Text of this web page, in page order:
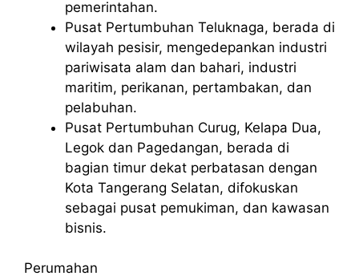
pemerintahan.
Pusat Pertumbuhan Teluknaga, berada di
wilayah pesisir, mengedepankan industri
pariwisata alam dan bahari, industri
maritim, perikanan, pertambakan, dan
pelabuhan.
Pusat Pertumbuhan Curug, Kelapa Dua,
Legok dan Pagedangan, berada di
bagian timur dekat perbatasan dengan
Kota Tangerang Selatan, difokuskan
sebagai pusat pemukiman, dan kawasan
bisnis.
Perumahan